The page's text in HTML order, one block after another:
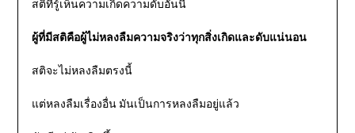
สติที่รู้เห็นความเกิดความดับอันนี้
ผู้ที่มีสติคือผู้ไม่หลงลืมความจริงว่าทุกสิ่งเกิดและดับแน่นอน
สติจะไม่หลงลืมตรงนี้
แต่หลงลืมเรื่องอื่น มันเป็นการหลงลืมอยู่แล้ว